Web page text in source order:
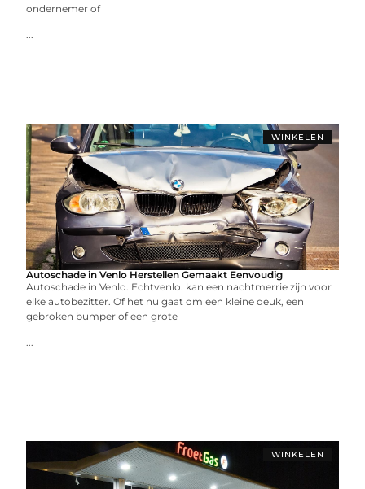
ondernemer of
...
WINKELEN
Autoschade in Venlo Herstellen Gemaakt Eenvoudig
Autoschade in Venlo. Echtvenlo. kan een nachtmerrie zijn voor
elke autobezitter. Of het nu gaat om een kleine deuk, een
gebroken bumper of een grote
...
WINKELEN